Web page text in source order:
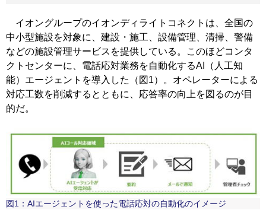
イオングループのイオンディライトコネクトは、全国の
中小型施設を対象に、建設・施工、設備管理、清掃、警備
などの施設管理サービスを提供している。このほどコンタ
クトセンターに、電話応対業務を自動化するAI（人工知
能）エージェントを導入した（図1）。オペレーターによる
対応工数を削減するとともに、応答率の向上を図るのが目
的だ。
図1：AIエージェントを使った電話応対の自動化のイメージ